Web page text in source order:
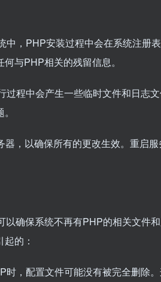
中，PHP安装过程中会在系统注册
与PHP相关的残留信息。
过程中会产生一些临时文件和日志
，以确保所有的更改生效。重启
以确保系统不再有PHP的相关文件
的：
时，配置文件可能没有被完全删除